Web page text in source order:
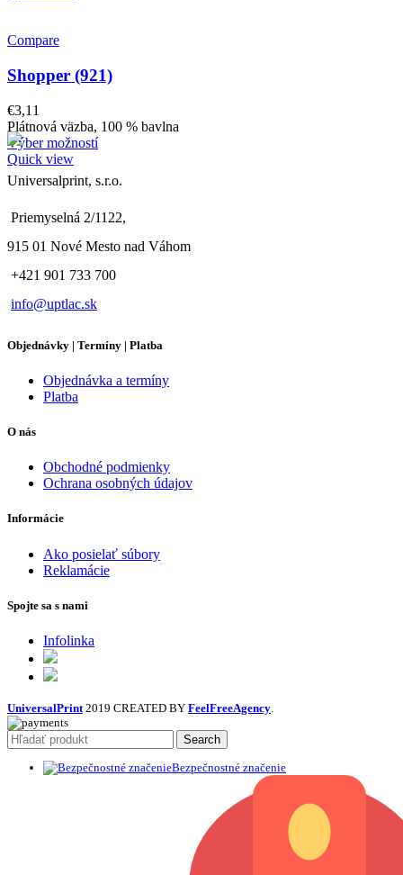
Compare
Shopper (921)
€3,11
Plátnová väzba, 100 % bavlna
Výber možností
Quick view
Universalprint, s.r.o.
Priemyselná 2/1122,
915 01 Nové Mesto nad Váhom
+421 901 733 700
info@uptlac.sk
Objednávky | Termíny | Platba
Objednávka a termíny
Platba
O nás
Obchodné podmienky
Ochrana osobných údajov
Informácie
Ako posielať súbory
Reklamácie
Spojte sa s nami
Infolinka
UniversalPrint 2019 CREATED BY FeelFreeAgency.
Search
Bezpečnostné značenie